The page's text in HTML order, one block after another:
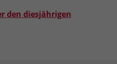
den diesjährigen